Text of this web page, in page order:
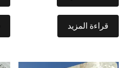
قراءة المزيد